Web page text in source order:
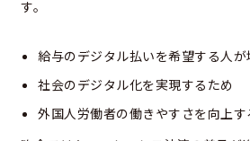
す。
給与のデジタル払いを希望する人が
社会のデジタル化を実現するため
外国人労働者の働きやすさを向上す